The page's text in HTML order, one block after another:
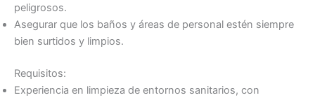
peligrosos.
Asegurar que los baños y áreas de personal estén siempre
bien surtidos y limpios.
Requisitos:
Experiencia en limpieza de entornos sanitarios, con